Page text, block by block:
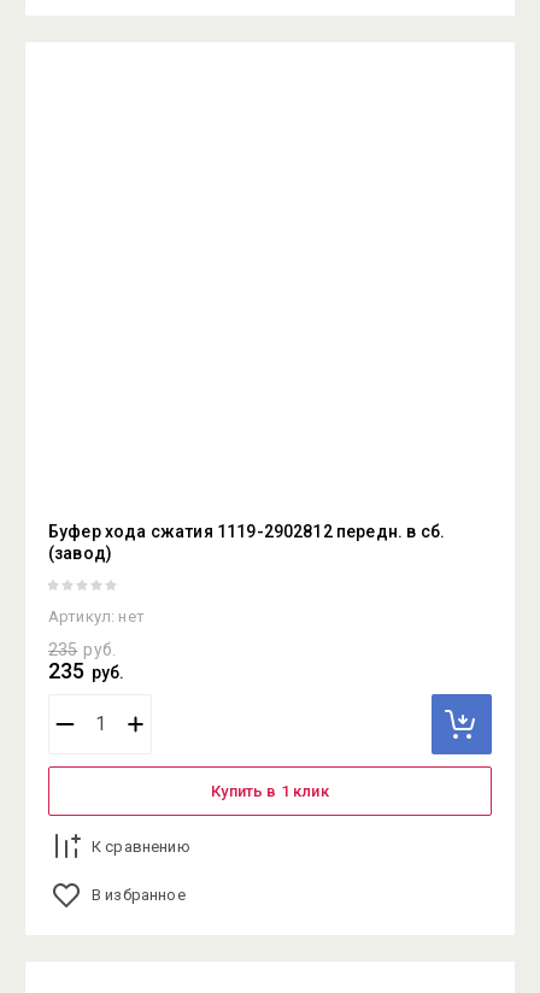
Буфер хода сжатия 1119-2902812 передн. в сб.
(завод)
Артикул: нет
235 руб.
235 руб.
Купить в 1 клик
К сравнению
В избранное